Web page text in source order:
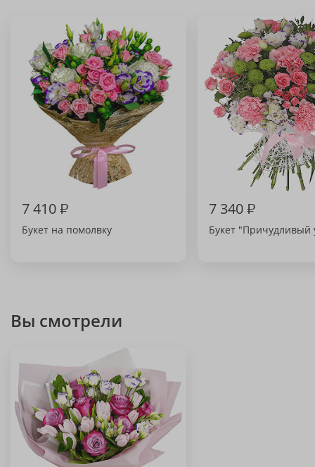
7 410₽
Букет на помолвку
7 340₽
Букет "Причудливый
Вы смотрели